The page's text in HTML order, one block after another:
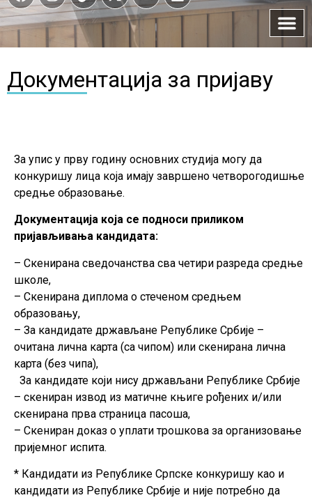
Документација за пријаву
За упис у прву годину основних студија могу да
конкуришу лица која имају завршено четворогодишње
средње образовање.
Документација која се подноси приликом
пријављивања кандидата:
– Скенирана сведочанства сва четири разреда средње
школе,
– Скенирана диплома о стеченом средњем
образовању,
– За кандидате држављане Републике Србије –
очитана лична карта (са чипом) или скенирана лична
карта (без чипа),
За кандидате који нису држављани Републике Србије
– скениран извод из матичне књиге рођених и/или
скенирана прва страница пасоша,
– Скениран доказ о уплати трошкова за организовање
пријемног испита.
* Кандидати из Републике Српске конкуришу као и
кандидати из Републике Србије и није потребно да